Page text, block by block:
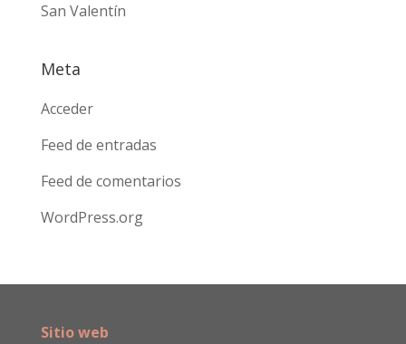
San Valentín
Meta
Acceder
Feed de entradas
Feed de comentarios
WordPress.org
Sitio web